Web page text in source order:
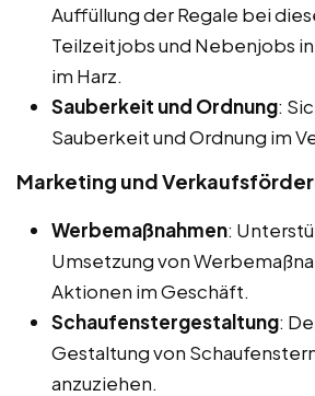
Auffüllung der Regale bei
Teilzeitjobs und Nebenjobs
im Harz.
Sauberkeit und Ordnung:
Sauberkeit und Ordnung im
Marketing und
Werbemaßnahmen:
Umsetzung von
Aktionen im Geschäft.
Schaufenstergestaltung:
Gestaltung von
anzuziehen.